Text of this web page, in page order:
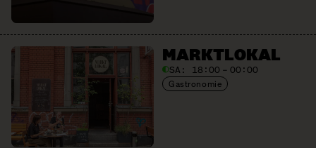
MARKTLOKAL
SA: 18:00 – 00:00
Gastronomie